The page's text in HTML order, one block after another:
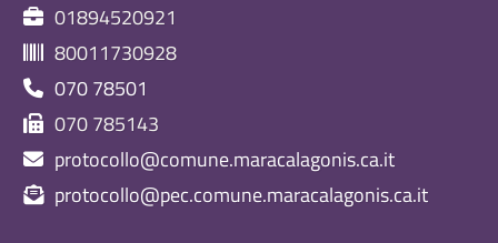
01894520921
80011730928
070 78501
070 785143
protocollo@comune.maracalagonis.ca.it
protocollo@pec.comune.maracalagonis.ca.it